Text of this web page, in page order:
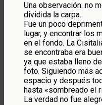
Una observación: no
dividida la carpa.
Fue un poco
lugar, y encontrar los
en el fondo. La
se encontraba era
ya que estaba lleno
foto. Siguiendo mas
espacio y después
hasta «sombreado el
La verdad no fue